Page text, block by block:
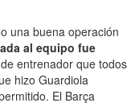
una buena operación
al equipo fue
entrenador que todos
hizo Guardiola
El Barça